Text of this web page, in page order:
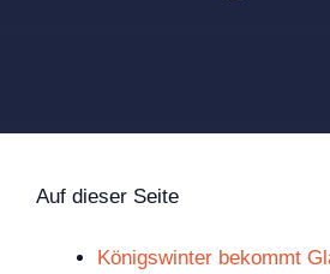
Auf dieser Seite
Königswinter bekommt